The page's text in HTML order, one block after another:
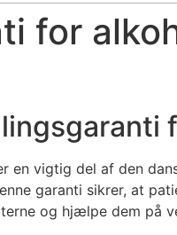
for
en vigtig del af den
garanti sikrer, at
og hjælpe dem på